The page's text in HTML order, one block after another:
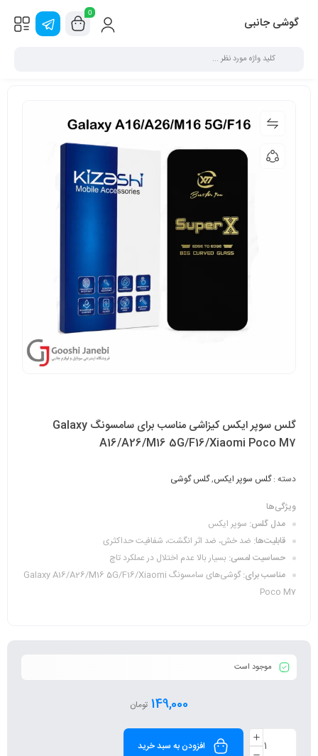
گوشی جانبی
0
گلس سوپر ایکس کیزاشی مناسب برای سامسونگ Galaxy
A16/A26/M16 5G/F16/Xiaomi Poco M7
دسته :گلس سوپر ایکس,گلس گوشی
ویژگی‌ها
مدل گلس: سوپر ایکس
قابلیت‌ها: ضد خش، ضد اثر انگشت، شفافیت حداکثری
حساسیت لمسی: بسیار بالا عدم اختلال در عملکرد تاچ
مناسب برای:
گوشی‌‌های سامسونگ Galaxy A16/A26/M16 5G/F16/Xiaomi
Poco M7
موجود است
149,000 تومان
افزودن به سبد خرید